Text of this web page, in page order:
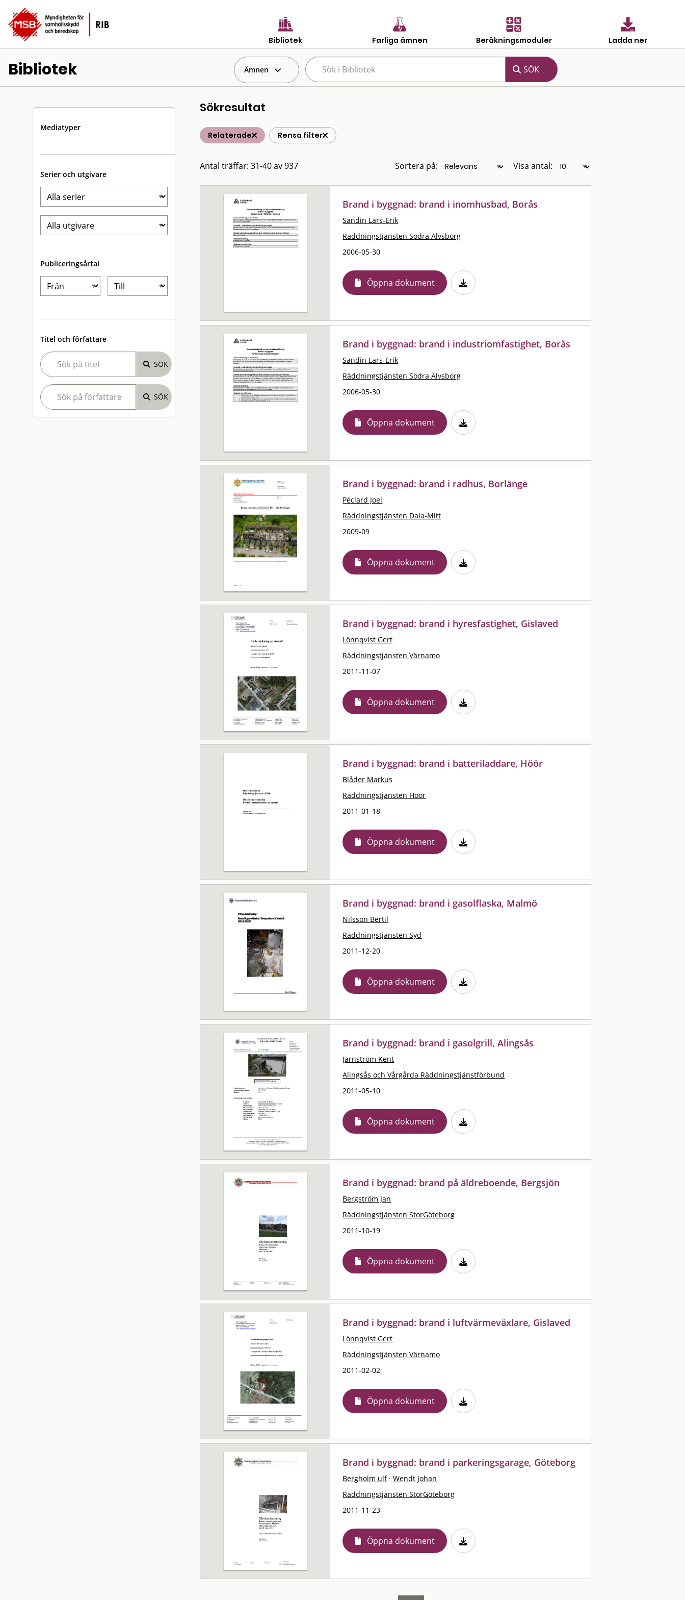
Bibliotek Farliga ämnen Beräkningsmoduler Ladda ner
Bibliotek Ämnen
Mediatyper
Serier och utgivare
Publiceringsårtal
Titel och författare
Sökresultat
Relaterade Rensa filter
Antal träffar: 31-40 av 937 Sortera på: Visa antal:
Brand i byggnad: brand i inomhusbad, Borås
Sandin Lars-Erik
Räddningstjänsten Södra Älvsborg
2006-05-30
Öppna dokument
Brand i byggnad: brand i industriomfastighet, Borås
Sandin Lars-Erik
Räddningstjänsten Södra Älvsborg
2006-05-30
Öppna dokument
Brand i byggnad: brand i radhus, Borlänge
Péclard Joel
Räddningstjänsten Dala-Mitt
2009-09
Öppna dokument
Brand i byggnad: brand i hyresfastighet, Gislaved
Lönnqvist Gert
Räddningstjänsten Värnamo
2011-11-07
Öppna dokument
Brand i byggnad: brand i batteriladdare, Höör
Blåder Markus
Räddningstjänsten Höör
2011-01-18
Öppna dokument
Brand i byggnad: brand i gasolflaska, Malmö
Nilsson Bertil
Räddningstjänsten Syd
2011-12-20
Öppna dokument
Brand i byggnad: brand i gasolgrill, Alingsås
Järnström Kent
Alingsås och Vårgårda Räddningstjänstförbund
2011-05-10
Öppna dokument
Brand i byggnad: brand på äldreboende, Bergsjön
Bergström Jan
Räddningstjänsten StorGöteborg
2011-10-19
Öppna dokument
Brand i byggnad: brand i luftvärmeväxlare, Gislaved
Lönnqvist Gert
Räddningstjänsten Värnamo
2011-02-02
Öppna dokument
Brand i byggnad: brand i parkeringsgarage, Göteborg
Bergholm ulf · Wendt Johan
Räddningstjänsten StorGöteborg
2011-11-23
Öppna dokument